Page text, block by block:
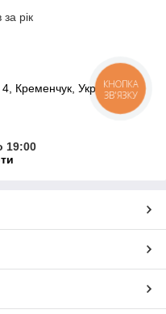
рік
Кременчук, Україна
19:00
КНОПКА
ЗВ'ЯЗКУ